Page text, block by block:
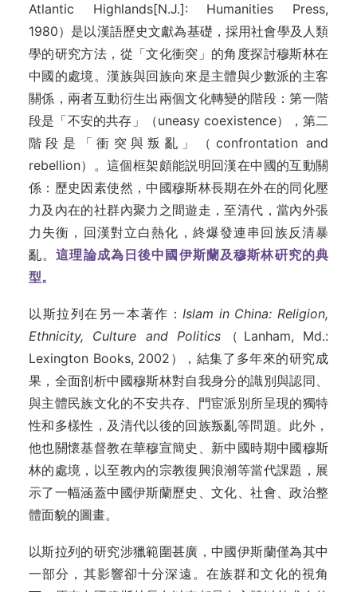
Atlantic Highlands[N.J.]: Humanities Press,
1980）是以漢語歷史文獻為基礎，採用社會學及人類
學的研究方法，從「文化衝突」的角度探討穆斯林在
中國的處境。漢族與回族向來是主體與少數派的主客
關係，兩者互動衍生出兩個文化轉變的階段：第一階
段是「不安的共存」（uneasy coexistence），第二
階段是「衝突與叛亂」（confrontation and
rebellion）。這個框架頗能説明回漢在中國的互動關
係：歷史因素使然，中國穆斯林長期在外在的同化壓
力及內在的社群內聚力之間遊走，至清代，當內外張
力失衡，回漢對立白熱化，終爆發連串回族反清暴
亂。這理論成為日後中國伊斯蘭及穆斯林硏究的典
型。
以斯拉列在另一本著作：Islam in China: Religion,
Ethnicity, Culture and Politics （Lanham, Md.:
Lexington Books, 2002），結集了多年來的研究成
果，全面剖析中國穆斯林對自我身分的識別與認同、
與主體民族文化的不安共存、門宦派別所呈現的獨特
性和多樣性，及清代以後的回族叛亂等問題。此外，
他也關懷基督教在華穆宣簡史、新中國時期中國穆斯
林的處境，以至教內的宗教復興浪潮等當代課題，展
示了一幅涵蓋中國伊斯蘭歷史、文化、社會、政治整
體面貌的圖畫。
以斯拉列的研究涉獵範圍甚廣，中國伊斯蘭僅為其中
一部分，其影響卻十分深遠。在族群和文化的視角